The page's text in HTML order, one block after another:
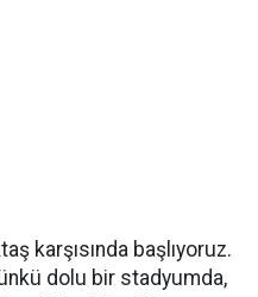
karşısında başlıyoruz.
dolu bir stadyumda,